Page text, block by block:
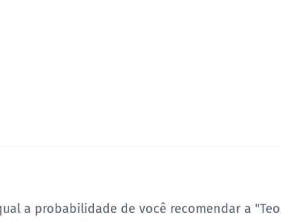
a probabilidade de você recomendar a